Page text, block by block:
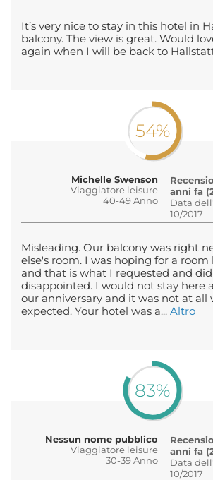
It’s very nice to stay in this hotel in
balcony. The view is great. Would
again when I will be back to
54%
Michelle Swenson
Viaggiatore leisure
40-49 Anno
anni fa
Data
10/2017
Misleading. Our balcony was right
else's room. I was hoping for a
and that is what I requested and
disappointed. I would not stay here
our anniversary and it was not at all
expected. Your hotel was a... Altro
83%
Nessun nome pubblico
Viaggiatore leisure
30-39 Anno
anni fa
Data
10/2017